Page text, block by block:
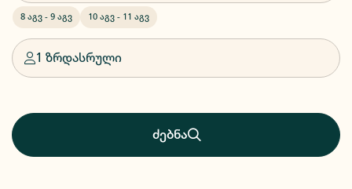
8 აგვ - 9 აგვ 10 აგვ - 11 აგვ
1 ზრდასრული
ძებნა